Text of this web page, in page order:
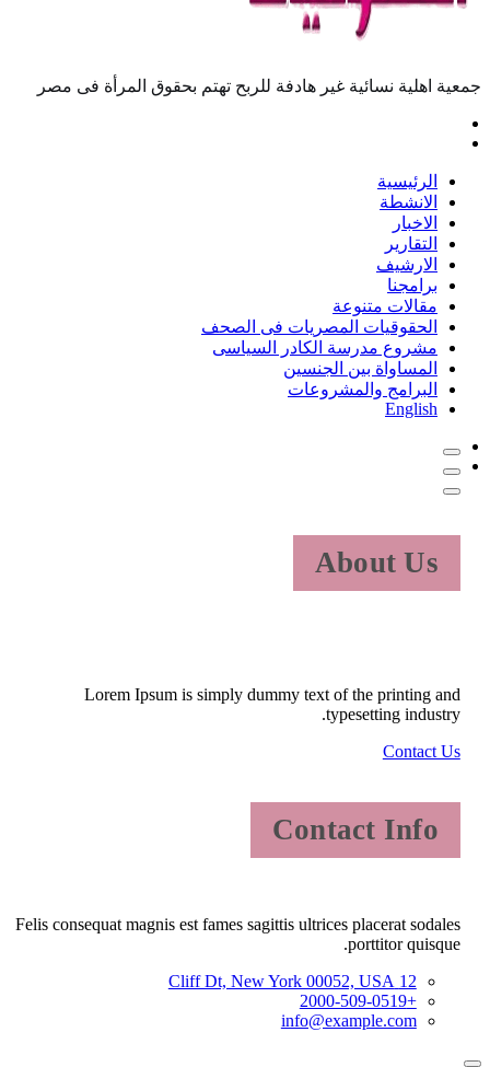
جمعية اهلية نسائية غير هادفة للربح تهتم بحقوق المرأة فى مصر
الرئيسية
الانشطة
الاخبار
التقارير
الارشيف
برامجنا
مقالات متنوعة
الحقوقيات المصريات فى الصحف
مشروع مدرسة الكادر السياسى
المساواة بين الجنسين
البرامج والمشروعات
English
About Us
Lorem Ipsum is simply dummy text of the printing and
typesetting industry.
Contact Us
Contact Info
Felis consequat magnis est fames sagittis ultrices placerat sodales
porttitor quisque.
12 Cliff Dt, New York 00052, USA
+2000-509-0519
info@example.com